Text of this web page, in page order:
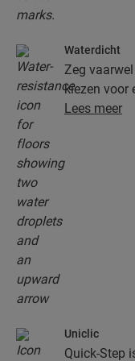
Waterdicht
Zeg
kiezen voor
Step. Deze
Lees meer
Uniclic
Quick-Step